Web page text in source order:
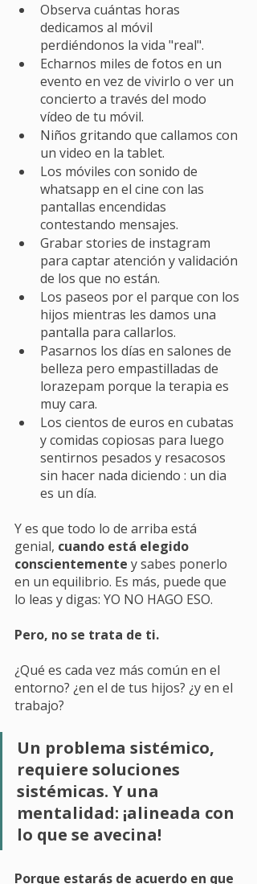
Observa cuántas horas
dedicamos al móvil
perdiéndonos la vida "real".
Echarnos miles de fotos en un
evento en vez de vivirlo o ver un
concierto a través del modo
vídeo de tu móvil.
Niños gritando que callamos con
un video en la tablet.
Los móviles con sonido de
whatsapp en el cine con las
pantallas encendidas
contestando mensajes.
Grabar stories de instagram
para captar atención y validación
de los que no están.
Los paseos por el parque con los
hijos mientras les damos una
pantalla para callarlos.
Pasarnos los días en salones de
belleza pero empastilladas de
lorazepam porque la terapia es
muy cara.
Los cientos de euros en cubatas
y comidas copiosas para luego
sentirnos pesados y resacosos
sin hacer nada diciendo : un dia
es un día.
Y es que todo lo de arriba está
genial, cuando está elegido
conscientemente y sabes ponerlo
en un equilibrio. Es más, puede que
lo leas y digas: YO NO HAGO ESO.
Pero, no se trata de ti.
¿Qué es cada vez más común en el
entorno? ¿en el de tus hijos? ¿y en el
trabajo?
Un problema sistémico,
requiere soluciones
sistémicas. Y una
mentalidad: ¡alineada con
lo que se avecina!
Porque estarás de acuerdo en que